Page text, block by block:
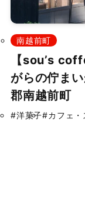
©2026 ふくたま
南越前町
【sou’s
がらの佇ま
郡南越前町
#洋菓子#カフェ・